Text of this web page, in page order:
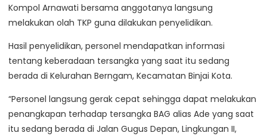
Kompol Arnawati bersama anggotanya langsung
melakukan olah TKP guna dilakukan penyelidikan.
Hasil penyelidikan, personel mendapatkan informasi
tentang keberadaan tersangka yang saat itu sedang
berada di Kelurahan Berngam, Kecamatan Binjai Kota.
“Personel langsung gerak cepat sehingga dapat melakukan
penangkapan terhadap tersangka BAG alias Ade yang saat
itu sedang berada di Jalan Gugus Depan, Lingkungan II,